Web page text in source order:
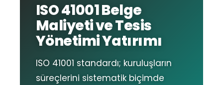
ISO 41001 Belge
Maliyeti ve Tesis
Yönetimi Yatırımı
ISO 41001 standardı; kuruluşların
süreçlerini sistematik biçimde